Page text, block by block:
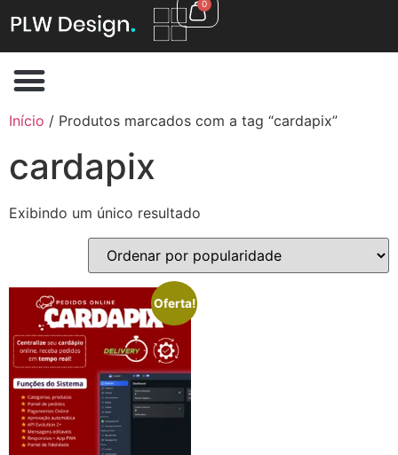
0
Início / Produtos marcados com a tag “cardapix”
cardapix
Exibindo um único resultado
Oferta!